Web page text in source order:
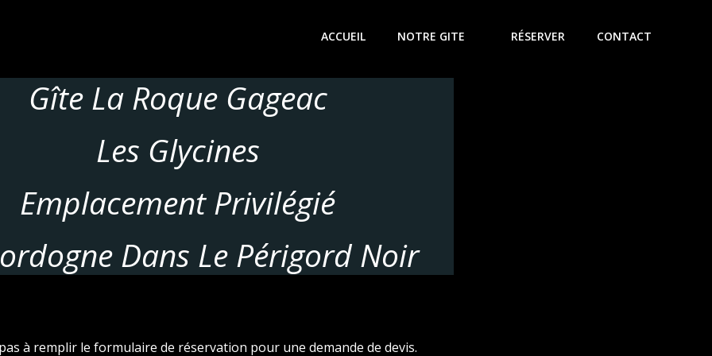
ACCUEIL NOTRE GITE RÉSERVER CONTACT
Gîte La Roque Gageac
Les Glycines
Emplacement Privilégié
Dans Le Périgord Noir
à remplir le formulaire de réservation pour une demande de devis.